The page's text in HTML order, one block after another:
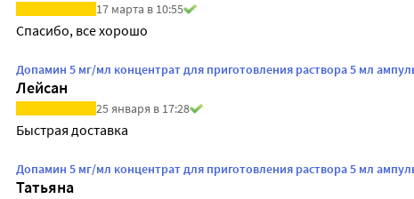
17 марта в 10:55
Допамин 5 мг/мл концентрат для приготовления раствора 5 мл
Лейсан
25 января в 17:28
Быстрая доставка
Допамин 5 мг/мл концентрат для приготовления раствора 5 мл
Татьяна